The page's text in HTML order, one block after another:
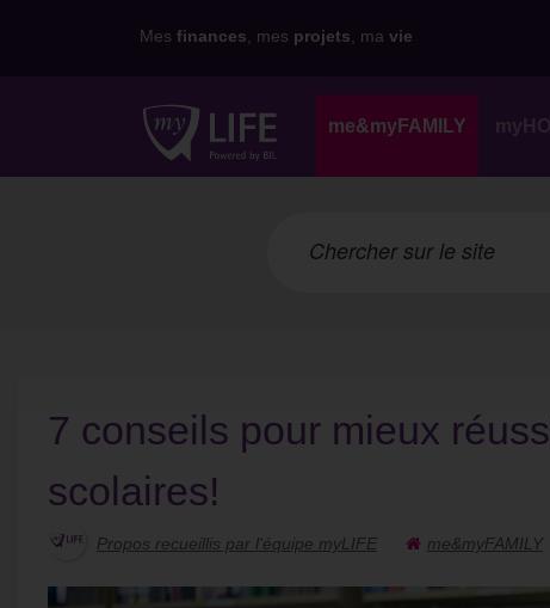
Mes finances , mes projets , ma vie
me&myFAMILY
7 conseils pour mieux
scolaires!
Propos recueillis par l'équipe myLIFE me&myFAMILY